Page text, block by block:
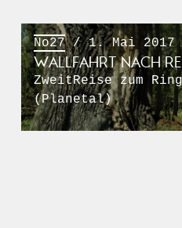
No27/ 1. Mai 2017
WALLFAHRT NACH
ZweitReise zum
(Planetal)